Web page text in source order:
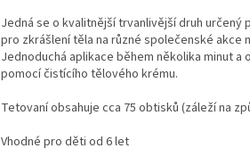
Jedná se o kvalitnější trvanlivější druh
pro zkrášlení těla na různé společenské
Jednoduchá aplikace během několika minut
pomocí čistícího tělového krému.
Tetovaní obsahuje cca 75 obtisků (záleží na
Vhodné pro děti od 6 let